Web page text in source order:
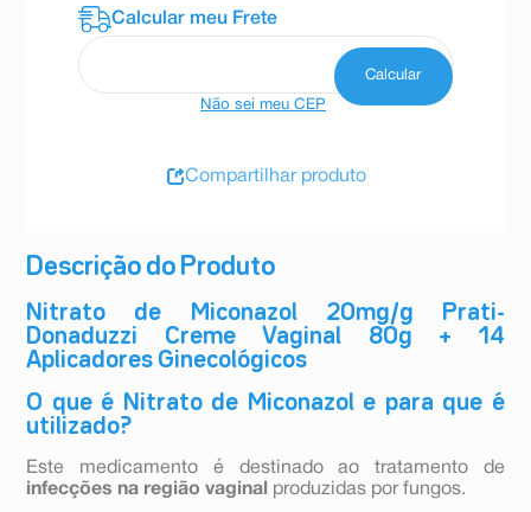
Descrição do Produto
Nitrato de Miconazol 20mg/g Prati-
Donaduzzi Creme Vaginal 80g + 14
Aplicadores Ginecológicos
O que é Nitrato de Miconazol e para que é
utilizado?
Este medicamento é destinado ao tratamento de
infecções na região vaginal
produzidas por fungos.
Não sei meu CEP
Compartilhar produto